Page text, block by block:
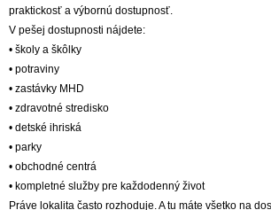
praktickosť a výbornú dostupnosť.
V pešej dostupnosti nájdete:
• školy a škôlky
• potraviny
• zastávky MHD
• zdravotné stredisko
• detské ihriská
• parky
• obchodné centrá
• kompletné služby pre každodenný život
Práve lokalita často rozhoduje. A tu máte všetko na